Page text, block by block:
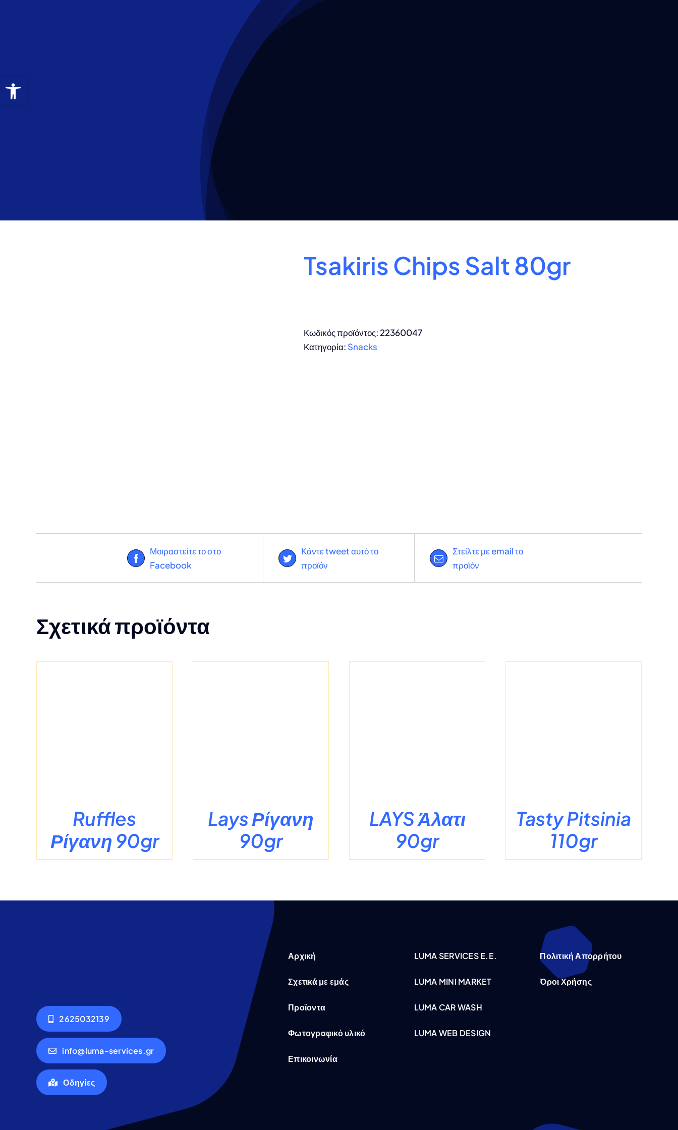
Tsakiris Chips Salt 80gr
Κωδικός προϊόντος: 22360047
Κατηγορία: Snacks
Μοιραστείτε το στο
Facebook
Κάντε tweet αυτό το
προϊόν
Στείλτε με email το
προϊόν
Σχετικά προϊόντα
Ruffles
Ρίγανη 90gr
Lays Ρίγανη
90gr
LAYS Άλατι
90gr
Tasty Pitsinia
110gr
2625032139
info@luma-services.gr
Οδηγίες
Αρχική
Σχετικά με εμάς
Προϊοντα
Φωτογραφικό υλικό
Επικοινωνία
LUMA SERVICES E.E.
LUMA MINI MARKET
LUMA CAR WASH
LUMA WEB DESIGN
Πολιτική Απορρήτου
Όροι Χρήσης